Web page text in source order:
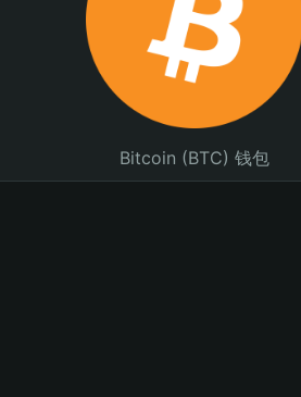
Bitcoin (BTC) 钱包